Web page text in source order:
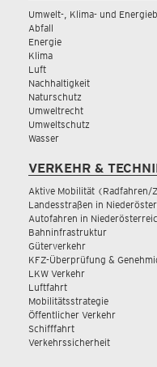
Umwelt-, Klima- und
Abfall
Energie
Klima
Luft
Nachhaltigkeit
Naturschutz
Umweltrecht
Umweltschutz
Wasser
VERKEHR &
Aktive Mobilität (Radfahren/
Landesstraßen in
Autofahren in
Bahninfrastruktur
Güterverkehr
KFZ-Überprüfung &
LKW Verkehr
Luftfahrt
Mobilitätsstrategie
Öffentlicher Verkehr
Schifffahrt
Verkehrssicherheit